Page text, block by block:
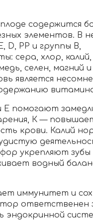
содержится
элементов. В
D, РР и группы В,
сера, хлор, калий,
селен, магний
является
Е помогают
К —
крови. Калий
укрепляют зубы
водный
иммунитет и
ответственен
эндокринной